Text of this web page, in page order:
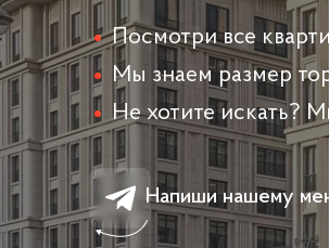
Посмотри все
Мы знаем размер
Не хотите искать?
Напиши нашему